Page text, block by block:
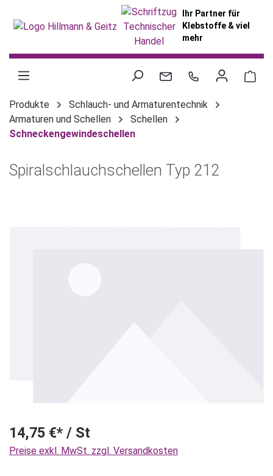
Ihr Partner für
Klebstoffe & viel
mehr
Produkte
Schlauch- und Armaturentechnik
Armaturen und Schellen
Schellen
Schneckengewindeschellen
Spiralschlauchschellen Typ 212
14,75 €* / St
Preise exkl. MwSt. zzgl. Versandkosten